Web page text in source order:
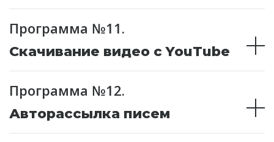
Программа №11.
Скачивание видео с YouTube
Программа №12.
Авторассылка писем